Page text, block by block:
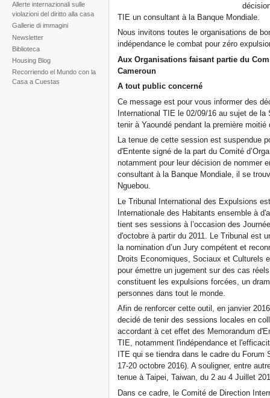
Allerte internazionali sulle
violazioni del diritto alla casa
Gallerie di immagini
Newsletter
Biblioteca
Housing Blog
Recorriendo el Mundo con la
Casa a Cuestas
TIE un consultant à la Banque Mondiale.
Nous invitons toutes le organisations de
indépendance le combat pour zéro
Aux Organisations faisant partie du
Cameroun
A tout public concerné
Ce message est pour vous informer des
International TIE le 02/09/16 au sujet de
tenir à Yaoundé pendant la première
La tenue de cette session est suspendue
d'Entente signé de la part du Comité
notamment pour leur décision de nommer
consultant à la Banque Mondiale, il se
Nguebou.
Le Tribunal International des Expulsions
Internationale des Habitants ensemble à
tient ses sessions à l’occasion des
d'octobre à partir du 2011. Le Tribunal est
la nomination d’un Jury compétent et
Droits Economiques, Sociaux et Culturels
pour émettre un jugement sur des cas
constituent les expulsions forcées, un
personnes dans tout le monde.
Afin de renforcer cette outil, en janvier
decidé de tenir des sessions locales en
accordant à cet effet des Memorandum
TIE, notamment l'indépendance et
ITE qui se tiendra dans le cadre du
17-20 octobre 2016). A souligner, entre
tenue à Taipei, Taiwan, du 2 au 4 Juillet
Dans ce cadre, le Comité de Direction